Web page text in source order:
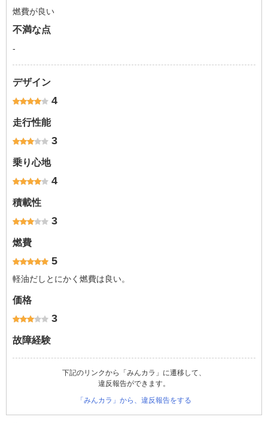
燃費が良い
不満な点
-
デザイン
4
走行性能
3
乗り心地
4
積載性
3
燃費
5
軽油だしとにかく燃費は良い。
価格
3
故障経験
下記のリンクから「みんカラ」に遷移して、
違反報告ができます。
「みんカラ」から、違反報告をする